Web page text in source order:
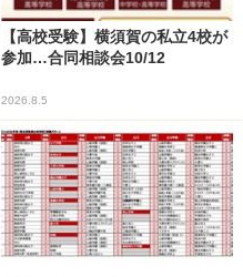
【高校受験】横須賀の私立4校が
参加…合同相談会10/12
2026.8.5